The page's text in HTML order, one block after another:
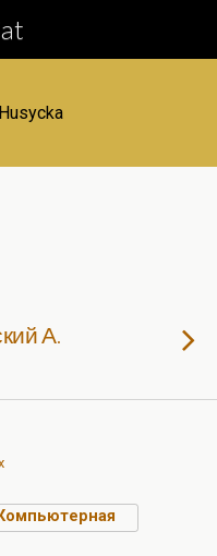
А.
Компьютерная